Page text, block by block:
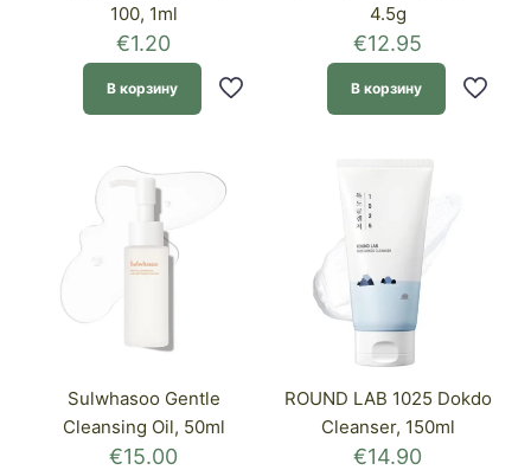
100, 1ml
€1.20
В корзину
4.5g
€12.95
В корзину
Sulwhasoo Gentle
Cleansing Oil, 50ml
€15.00
ROUND LAB 1025 Dokdo
Cleanser, 150ml
€14.90